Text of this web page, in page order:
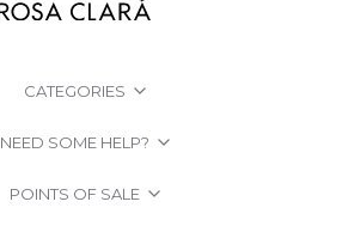
CATEGORIES
NEED SOME HELP?
POINTS OF SALE